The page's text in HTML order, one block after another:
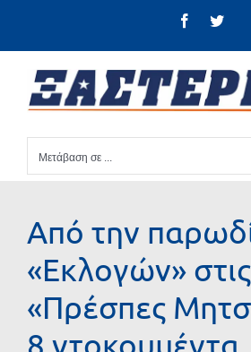
Facebook
Μετάβαση σε ...
Από την
«Εκλογών» στις
«Πρέσπες